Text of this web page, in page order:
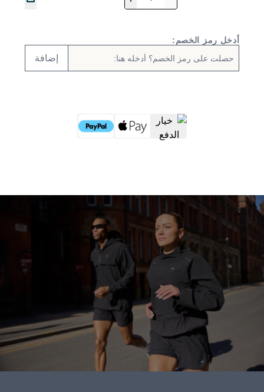
أدخل رمز الخصم:
إضافة